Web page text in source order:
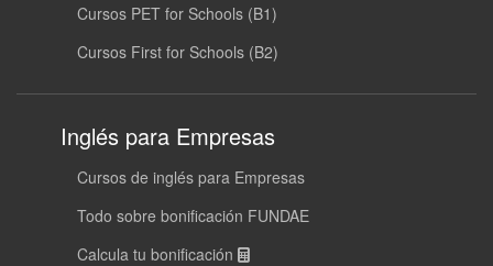
Cursos PET for Schools (B1)
Cursos First for Schools (B2)
Inglés para Empresas
Cursos de inglés para Empresas
Todo sobre bonificación FUNDAE
Calcula tu bonificación